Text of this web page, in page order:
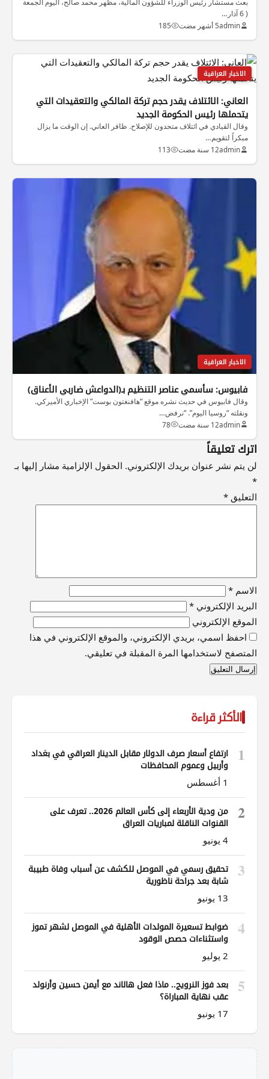
بعث مستشار رئيس الوزراء للشؤون المالية، مظهر محمد صالح، اليوم الجمعة
( 6 آذار…
admin5 أشهر مضت 185
الاخبار العراقية
العاني: الائتلاف يقدر حجم تركة المالكي والتعقيدات التي
يتحملها رئيس الحكومة الجديد
وقال القيادي في ائتلاف متحدون للإصلاح. ظافر العاني. إن الوقت ما يزال
مبكراً لتقويم…
admin12 سنة مضت 113
الاخبار العراقية
فابيوس: سأسمي عناصر التنظيم بـ(الدواعش ضاربي الأعناق)
وقال فابيوس في حديث نشره موقع “هافنغتون بوست” الإخباري الأميركي.
ونقلته “روسيا اليوم”. “نرفض…
admin12 سنة مضت 78
اترك تعليقاً
لن يتم نشر عنوان بريدك الإلكتروني. الحقول الإلزامية مشار إليها بـ
*
التعليق *
الاسم *
البريد الإلكتروني *
الموقع الإلكتروني
احفظ اسمي، بريدي الإلكتروني، والموقع الإلكتروني في هذا
المتصفح لاستخدامها المرة المقبلة في تعليقي.
الأكثر قراءة
1
ارتفاع أسعار صرف الدولار مقابل الدينار العراقي في بغداد
وأربيل وعموم المحافظات
1 أغسطس
2
من ودية الأربعاء إلى كأس العالم 2026.. تعرف على
القنوات الناقلة لمباريات العراق
4 يونيو
3
تحقيق رسمي في الموصل للكشف عن أسباب وفاة طبيبة
شابة بعد جراحة ناظورية
13 يونيو
4
ضوابط تسعيرة المولدات الأهلية في الموصل لشهر تموز
واستثناءات حصص الوقود
2 يوليو
5
بعد فوز النرويج.. ماذا فعل هالاند مع أيمن حسين وأرنولد
عقب نهاية المباراة؟
17 يونيو